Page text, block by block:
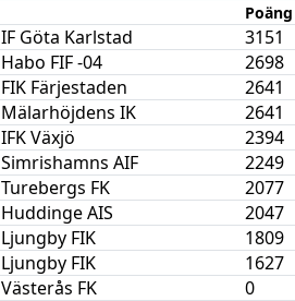
Poäng
IF Göta Karlstad 3151
Habo FIF -04 2698
FIK Färjestaden 2641
Mälarhöjdens IK 2641
IFK Växjö 2394
Simrishamns AIF 2249
Turebergs FK 2077
Huddinge AIS 2047
Ljungby FIK 1809
Ljungby FIK 1627
Västerås FK 0